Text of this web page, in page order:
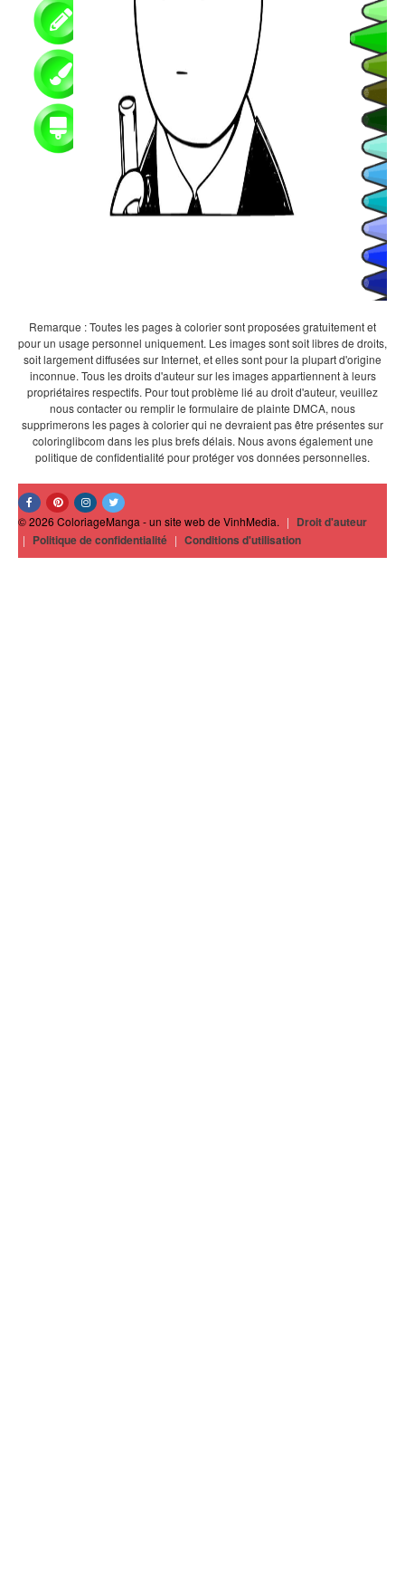
Remarque : Toutes les pages à colorier sont proposées gratuitement et
pour un usage personnel uniquement. Les images sont soit libres de droits,
soit largement diffusées sur Internet, et elles sont pour la plupart d'origine
inconnue. Tous les droits d'auteur sur les images appartiennent à leurs
propriétaires respectifs. Pour tout problème lié au droit d'auteur, veuillez
nous contacter ou remplir le formulaire de plainte DMCA, nous
supprimerons les pages à colorier qui ne devraient pas être présentes sur
coloringlibcom dans les plus brefs délais. Nous avons également une
politique de confidentialité pour protéger vos données personnelles.
© 2026 ColoriageManga - un site web de VinhMedia. | Droit d'auteur
| Politique de confidentialité | Conditions d'utilisation